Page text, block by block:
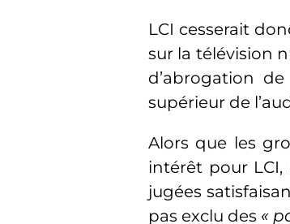
LCI cesserait
sur la télévision
d’abrogation
supérieur de
Alors que les
intérêt pour LCI,
jugées
pas exclu des «